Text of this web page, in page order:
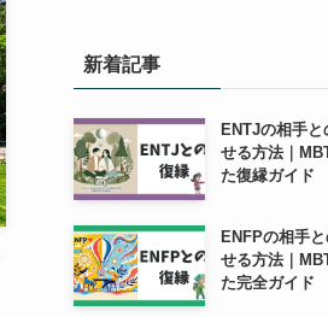
新着記事
ENTJの相手と
せる方法｜
た復縁ガイド
ENFPの相手
せる方法｜
た完全ガイド